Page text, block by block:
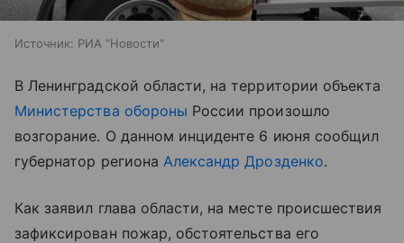
Источник: РИА "Новости"
В Ленинградской области, на территории объекта
Министерства обороны России произошло
возгорание. О данном инциденте 6 июня сообщил
губернатор региона Александр Дрозденко.
Как заявил глава области, на месте происшествия
зафиксирован пожар, обстоятельства его